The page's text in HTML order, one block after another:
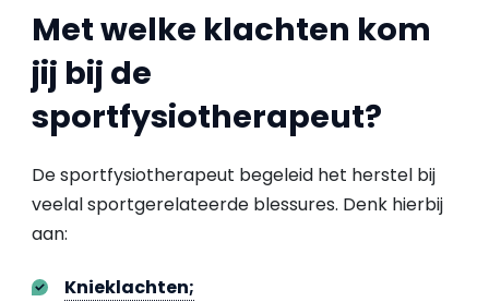
Met welke klachten kom
jij bij de
sportfysiotherapeut?
De sportfysiotherapeut begeleid het herstel bij
veelal sportgerelateerde blessures. Denk hierbij
aan:
Knieklachten;